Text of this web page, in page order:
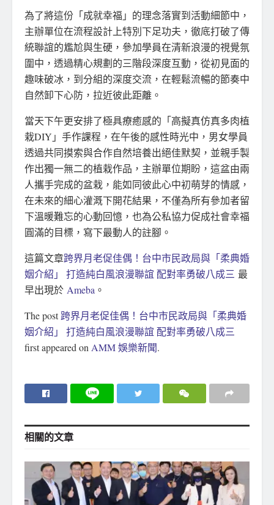
為了將這份「成就幸福」的理念落實到活動細節中，
主辦單位在流程設計上特別下足功夫，徹底打破了傳
統聯誼的尷尬與生硬，參加學員在清新浪漫的視覺氛
圍中，透過精心規劃的三階段深度互動，從初見面的
趣味破冰，到分組的深度交流，在輕鬆流暢的節奏中
自然卸下心防，拉近彼此距離。
當天下午更安排了極具療癒感的「高擬真仿真多肉植
栽DIY」手作課程，在午後的感性時光中，男女學員
透過共同摸索與合作自然培養出絕佳默契，並親手製
作出獨一無二的植栽作品，主辦單位期盼，這盆由兩
人攜手完成的盆栽，能如同彼此心中初萌芽的情感，
在未來的細心灌溉下開花結果，不僅為所有參加者留
下溫暖難忘的心動回憶，也為公私協力促成社會幸福
圓滿的目標，寫下最動人的註腳。
這篇文章跨界月老促佳偶！台中市民政局與「柔典婚
姻介紹」 打造純白風浪漫聯誼 配對率勇破八成三 最
早出現於 Ameba 。
The post跨界月老促佳偶！台中市民政局與「柔典婚
姻介紹」 打造純白風浪漫聯誼 配對率勇破八成三
first appeared on AMM 娛樂新聞.
相關的文章